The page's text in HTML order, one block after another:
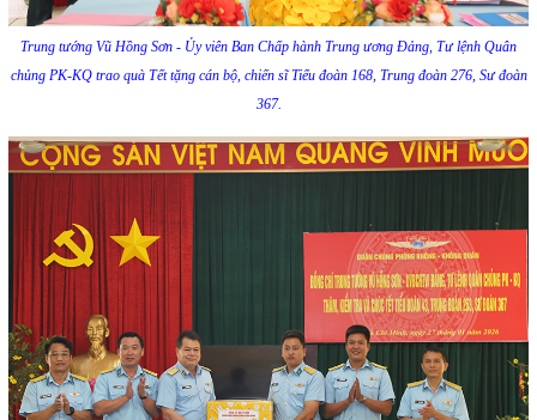
Trung tướng Vũ Hồng Sơn - Ủy viên Ban Chấp hành Trung ương Đảng, Tư lệnh Quân
chủng PK-KQ trao quà Tết tặng cán bộ, chiến sĩ Tiểu đoàn 168, Trung đoàn 276, Sư đoàn
367.